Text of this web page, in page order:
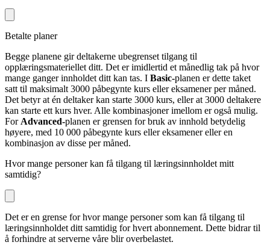
Betalte planer
Begge planene gir deltakerne ubegrenset tilgang til
opplæringsmateriellet ditt. Det er imidlertid et månedlig tak på hvor
mange ganger innholdet ditt kan tas. I Basic-planen er dette taket
satt til maksimalt 3000 påbegynte kurs eller eksamener per måned.
Det betyr at én deltaker kan starte 3000 kurs, eller at 3000 deltakere
kan starte ett kurs hver. Alle kombinasjoner imellom er også mulig.
For Advanced-planen er grensen for bruk av innhold betydelig
høyere, med 10 000 påbegynte kurs eller eksamener eller en
kombinasjon av disse per måned.
Hvor mange personer kan få tilgang til læringsinnholdet mitt
samtidig?
Det er en grense for hvor mange personer som kan få tilgang til
læringsinnholdet ditt samtidig for hvert abonnement. Dette bidrar til
å forhindre at serverne våre blir overbelastet.